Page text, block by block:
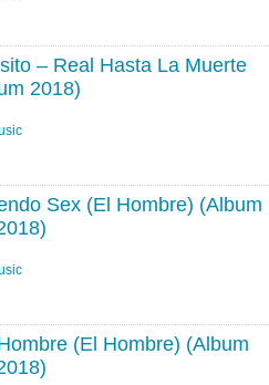
– Real Hasta La Muerte
2018)
Sex (El Hombre) (Album
(El Hombre) (Album